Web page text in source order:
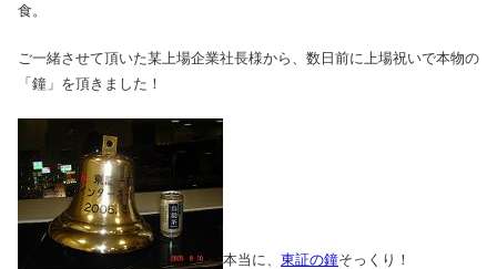
食。
ご一緒させて頂いた某上場企業社長様から、数日前に上場祝いで本物の
「鐘」を頂きました！
本当に、 東証の鐘そっくり！